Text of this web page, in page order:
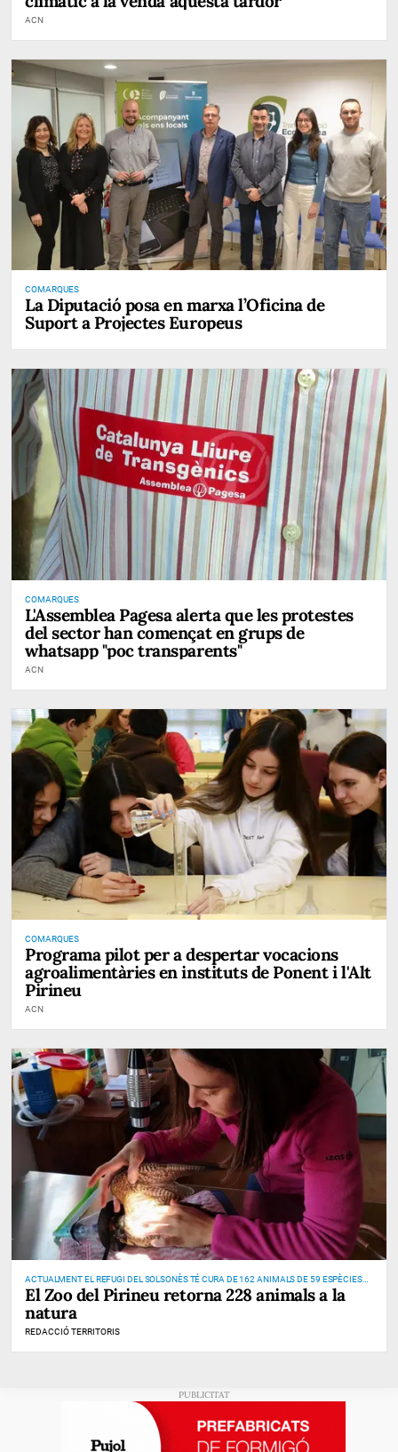
ACN
COMARQUES
La Diputació posa en marxa l’Oficina de
Suport a Projectes Europeus
COMARQUES
L'Assemblea Pagesa alerta que les protestes
del sector han començat en grups de
whatsapp "poc transparents"
ACN
COMARQUES
Programa pilot per a despertar vocacions
agroalimentàries en instituts de Ponent i l'Alt
Pirineu
ACN
ACTUALMENT EL REFUGI DEL SOLSONÈS TÉ CURA DE 162 ANIMALS DE 59 ESPÈCIES
DIFERENTS
El Zoo del Pirineu retorna 228 animals a la
natura
REDACCIÓ TERRITORIS